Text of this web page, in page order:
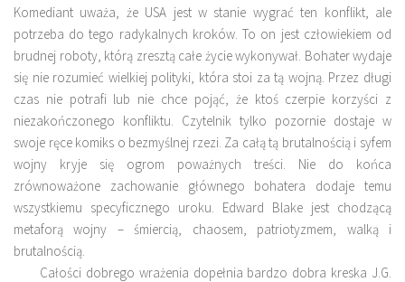
Komediant uważa, że USA jest w stanie wygrać ten konflikt, ale
potrzeba do tego radykalnych kroków. To on jest człowiekiem od
brudnej roboty, którą zresztą całe życie wykonywał. Bohater wydaje
się nie rozumieć wielkiej polityki, która stoi za tą wojną. Przez długi
czas nie potrafi lub nie chce pojąć, że ktoś czerpie korzyści z
niezakończonego konfliktu. Czytelnik tylko pozornie dostaje w
swoje ręce komiks o bezmyślnej rzezi. Za całą tą brutalnością i syfem
wojny kryje się ogrom poważnych treści. Nie do końca
zrównoważone zachowanie głównego bohatera dodaje temu
wszystkiemu specyficznego uroku. Edward Blake jest chodzącą
metaforą wojny – śmiercią, chaosem, patriotyzmem, walką i
brutalnością.
Całości dobrego wrażenia dopełnia bardzo dobra kreska J.G.